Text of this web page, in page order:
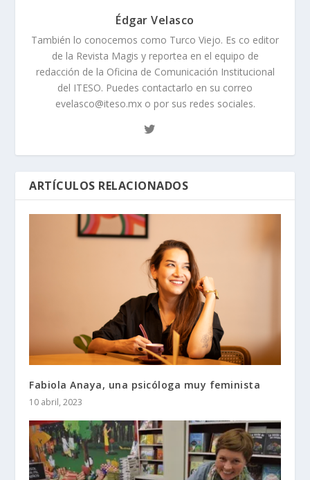
Édgar Velasco
También lo conocemos como Turco Viejo. Es co editor
de la Revista Magis y reportea en el equipo de
redacción de la Oficina de Comunicación Institucional
del ITESO. Puedes contactarlo en su correo
evelasco@iteso.mx o por sus redes sociales.
ARTÍCULOS RELACIONADOS
Fabiola Anaya, una psicóloga muy feminista
10 abril, 2023